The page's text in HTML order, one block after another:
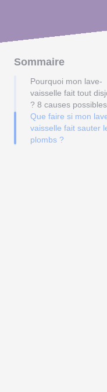
Sommaire
Pourquoi mon lave-
vaisselle fait tout
? 8 causes possibles
Que faire si mon
vaisselle fait sauter
plombs ?